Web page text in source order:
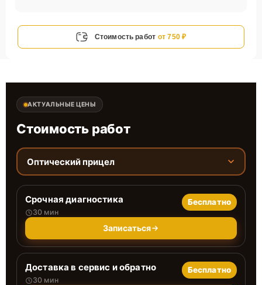
Стоимость работ от 750 ₽
АКТУАЛЬНЫЕ ЦЕНЫ
Стоимость работ
Оптический прицел
Срочная диагностика
30 мин
Бесплатно
Записаться
Доставка в сервис и обратно
30 мин
Бесплатно